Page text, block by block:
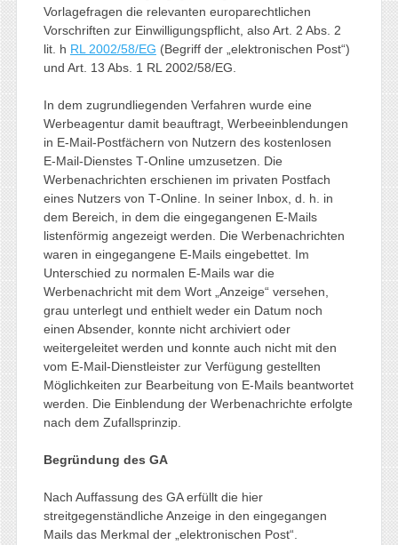
Vorlagefragen die relevanten europarechtlichen
Vorschriften zur Einwilligungspflicht, also Art. 2 Abs. 2
lit. h RL 2002/58/EG (Begriff der „elektronischen Post“)
und Art. 13 Abs. 1 RL 2002/58/EG.
In dem zugrundliegenden Verfahren wurde eine
Werbeagentur damit beauftragt, Werbeeinblendungen
in E‑Mail-Postfächern von Nutzern des kostenlosen
E‑Mail-Dienstes T‑Online umzusetzen. Die
Werbenachrichten erschienen im privaten Postfach
eines Nutzers von T‑Online. In seiner Inbox, d. h. in
dem Bereich, in dem die eingegangenen E‑Mails
listenförmig angezeigt werden. Die Werbenachrichten
waren in eingegangene E‑Mails eingebettet. Im
Unterschied zu normalen E‑Mails war die
Werbenachricht mit dem Wort „Anzeige“ versehen,
grau unterlegt und enthielt weder ein Datum noch
einen Absender, konnte nicht archiviert oder
weitergeleitet werden und konnte auch nicht mit den
vom E‑Mail-Dienstleister zur Verfügung gestellten
Möglichkeiten zur Bearbeitung von E‑Mails beantwortet
werden. Die Einblendung der Werbenachrichte erfolgte
nach dem Zufallsprinzip.
Begründung des GA
Nach Auffassung des GA erfüllt die hier
streitgegenständliche Anzeige in den eingegangen
Mails das Merkmal der „elektronischen Post“.